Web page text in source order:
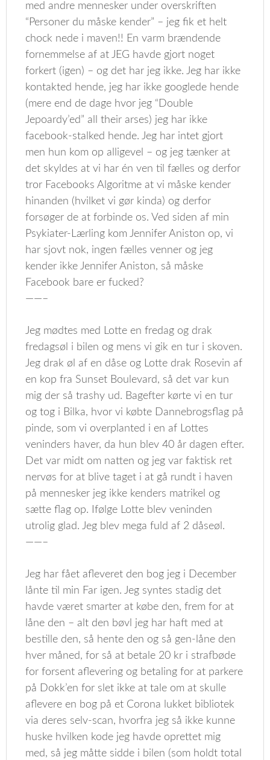
med andre mennesker under overskriften
“Personer du måske kender” – jeg fik et helt
chock nede i maven!! En varm brændende
fornemmelse af at JEG havde gjort noget
forkert (igen) – og det har jeg ikke. Jeg har ikke
kontakted hende, jeg har ikke googlede hende
(mere end de dage hvor jeg “Double
Jepoardy’ed” all their arses) jeg har ikke
facebook-stalked hende. Jeg har intet gjort
men hun kom op alligevel – og jeg tænker at
det skyldes at vi har én ven til fælles og derfor
tror Facebooks Algoritme at vi måske kender
hinanden (hvilket vi gør kinda) og derfor
forsøger de at forbinde os. Ved siden af min
Psykiater-Lærling kom Jennifer Aniston op, vi
har sjovt nok, ingen fælles venner og jeg
kender ikke Jennifer Aniston, så måske
Facebook bare er fucked?
——–
Jeg mødtes med Lotte en fredag og drak
fredagsøl i bilen og mens vi gik en tur i skoven.
Jeg drak øl af en dåse og Lotte drak Rosevin af
en kop fra Sunset Boulevard, så det var kun
mig der så trashy ud. Bagefter kørte vi en tur
og tog i Bilka, hvor vi købte Dannebrogsflag på
pinde, som vi overplanted i en af Lottes
veninders haver, da hun blev 40 år dagen efter.
Det var midt om natten og jeg var faktisk ret
nervøs for at blive taget i at gå rundt i haven
på mennesker jeg ikke kenders matrikel og
sætte flag op. Ifølge Lotte blev veninden
utrolig glad. Jeg blev mega fuld af 2 dåseøl.
——–
Jeg har fået afleveret den bog jeg i December
lånte til min Far igen. Jeg syntes stadig det
havde været smarter at købe den, frem for at
låne den – alt den bøvl jeg har haft med at
bestille den, så hente den og så gen-låne den
hver måned, for så at betale 20 kr i strafbøde
for forsent aflevering og betaling for at parkere
på Dokk’en for slet ikke at tale om at skulle
aflevere en bog på et Corona lukket bibliotek
via deres selv-scan, hvorfra jeg så ikke kunne
huske hvilken kode jeg havde oprettet mig
med, så jeg måtte sidde i bilen (som holdt total